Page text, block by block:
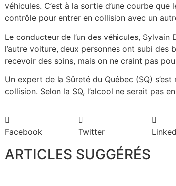
véhicules. C’est à la sortie d’une courbe
contrôle pour entrer en collision avec un
Le conducteur de l’un des véhicules,
l’autre voiture, deux personnes ont subi des
recevoir des soins, mais on ne craint pas
Un expert de la Sûreté du Québec (SQ)
collision. Selon la SQ, l’alcool ne serait pas
Facebook Twitter
ARTICLES SUGGÉRÉS